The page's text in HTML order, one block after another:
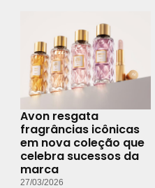
Avon resgata
fragrâncias icônicas
em nova coleção que
celebra sucessos da
marca
27/03/2026